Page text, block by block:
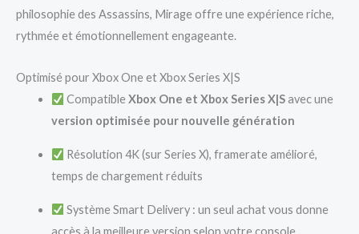
philosophie des Assassins, Mirage offre une expérience riche,
rythmée et émotionnellement engageante.
Optimisé pour Xbox One et Xbox Series X|S
CompatibleXbox One et Xbox Series X|Savec une
version optimisée pour nouvelle génération
Résolution 4K (sur Series X), framerate amélioré,
temps de chargement réduits
Système Smart Delivery : un seul achat vous donne
accès à la meilleure version selon votre console